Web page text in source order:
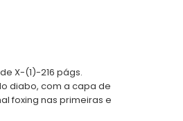
X-(1)-216 págs.
diabo, com a capa de
foxing nas primeiras e